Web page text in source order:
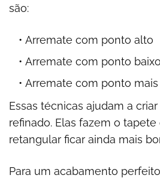
são:
Arremate com ponto alto
Arremate com ponto baixo
Arremate com ponto
Essas técnicas ajudam a
refinado. Elas fazem o
retangular ficar ainda mais
Para um acabamento